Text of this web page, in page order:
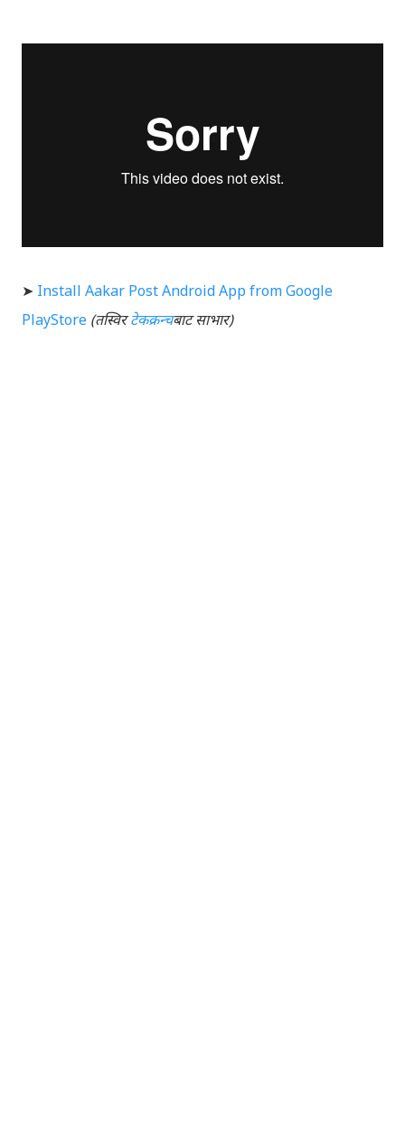
➤ Install Aakar Post Android App from Google
PlayStore (तस्विरटेकक्रन्चबाट साभार)